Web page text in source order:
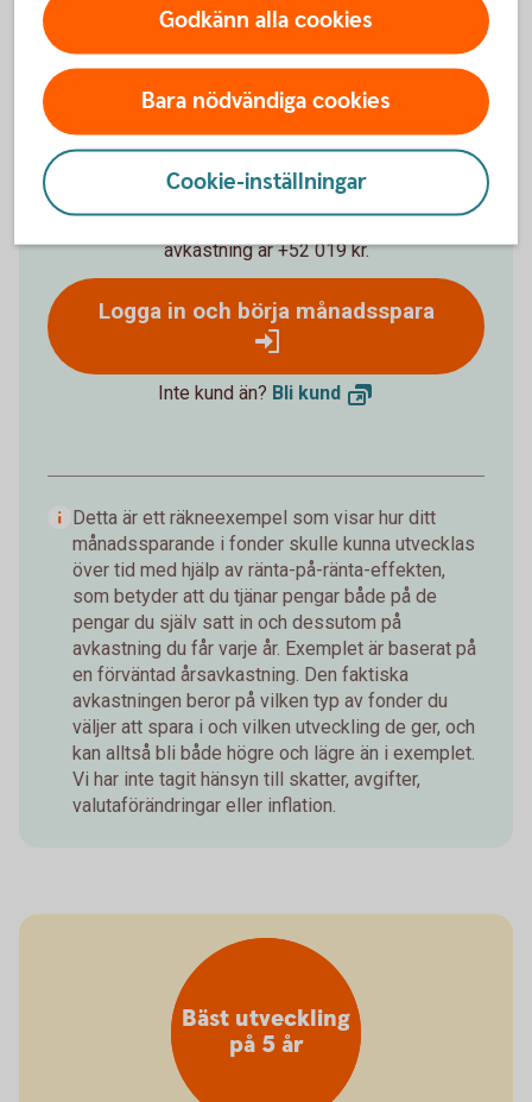
Förväntat sparbelopp om 10 år
172 019 kr
avkastning är +52 019 kr.
Logga in och börja månadsspara
Inte kund än? Bli kund
Detta är ett räkneexempel som visar hur ditt
månadssparande i fonder skulle kunna utvecklas
över tid med hjälp av ränta-på-ränta-effekten,
som betyder att du tjänar pengar både på de
pengar du själv satt in och dessutom på
avkastning du får varje år. Exemplet är baserat på
en förväntad årsavkastning. Den faktiska
avkastningen beror på vilken typ av fonder du
väljer att spara i och vilken utveckling de ger, och
kan alltså bli både högre och lägre än i exemplet.
Vi har inte tagit hänsyn till skatter, avgifter,
valutaförändringar eller inflation.
Bäst utveckling
på 5 år
Godkänn alla cookies
Bara nödvändiga cookies
Cookie-inställningar